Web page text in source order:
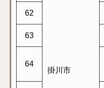
掛川市
62
63
64